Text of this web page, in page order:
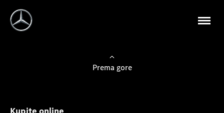
Prema gore